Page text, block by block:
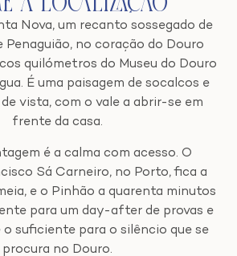
Nova, um recanto sossegado de
Penaguião, no coração do Douro
quilómetros do Museu do Douro
É uma paisagem de socalcos e
vista, com o vale a abrir-se em
frente da casa.
é a calma com acesso. O
Sá Carneiro, no Porto, fica a
e o Pinhão a quarenta minutos
para um day-after de provas e
o suficiente para o silêncio que se
procura no Douro.